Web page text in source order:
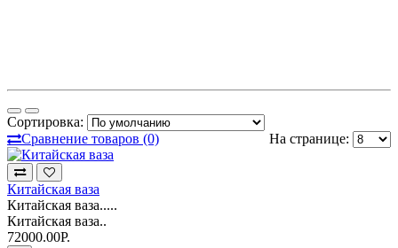
Сортировка:
На странице:
Сравнение товаров (0)
Китайская ваза
Китайская ваза.....
Китайская ваза..
72000.00Р.